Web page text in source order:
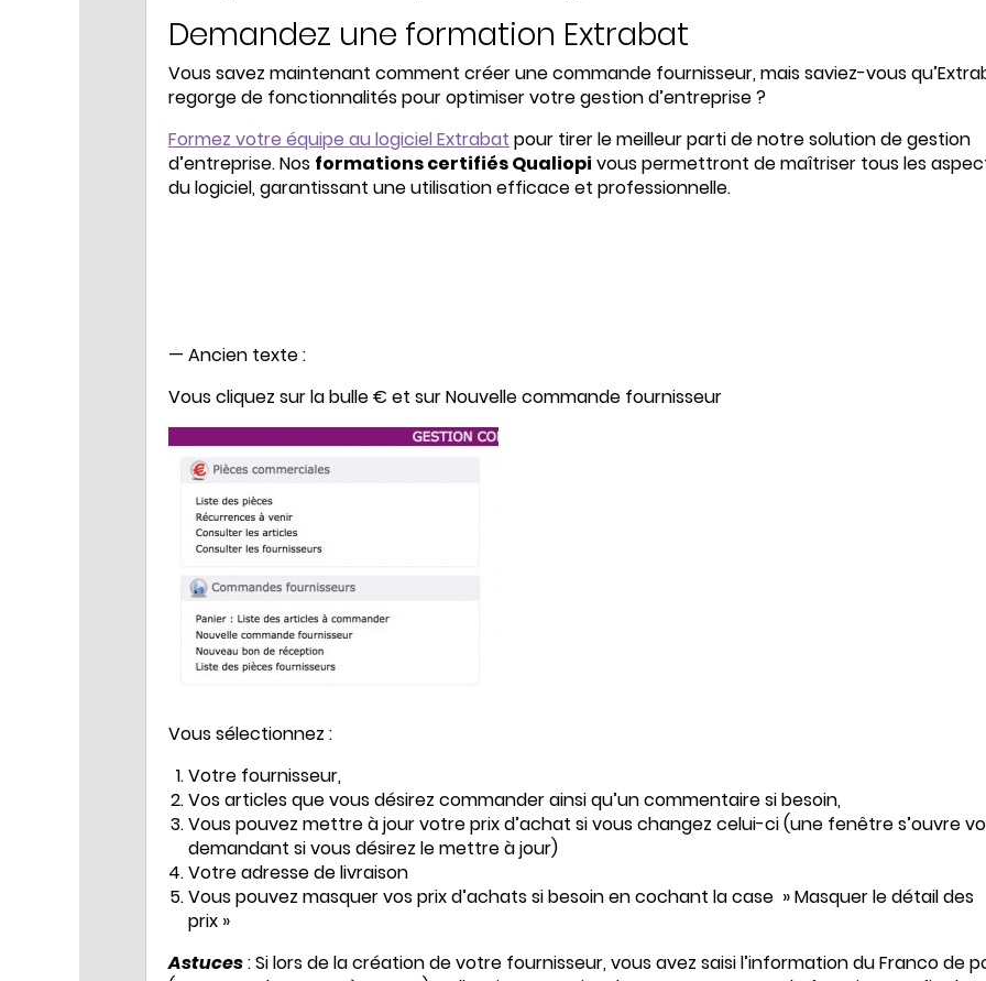
Demandez une formation Extrabat
Vous savez maintenant comment créer une commande fournisseur, mais saviez-vous
regorge de fonctionnalités pour optimiser votre gestion d’entreprise ?
Formez votre équipe au logiciel Extrabat pour tirer le meilleur parti de notre solution de gestion
d’entreprise. Nos formations certifiés Qualiopi vous permettront de maîtriser tous les
du logiciel, garantissant une utilisation efficace et professionnelle.
— Ancien texte :
Vous cliquez sur la bulle € et sur Nouvelle commande fournisseur
Vous sélectionnez :
Votre fournisseur,
Vos articles que vous désirez commander ainsi qu’un commentaire si besoin,
Vous pouvez mettre à jour votre prix d’achat si vous changez celui-ci (une fenêtre s’ouvre
demandant si vous désirez le mettre à jour)
Votre adresse de livraison
Vous pouvez masquer vos prix d’achats si besoin en cochant la case » Masquer le détail des
prix »
Astuces: Si lors de la création de votre fournisseur, vous avez saisi l’information du Franco de